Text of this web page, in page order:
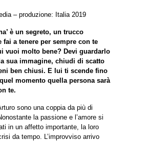
– produzione: Italia 2019
è un segreto, un trucco
fai a tenere per sempre con te
vuoi molto bene? Devi guardarlo
sua immagine, chiudi di scatto
ben chiusi. E lui ti scende fino
momento quella persona sarà
te.
sono una coppia da più di
la passione e l’amore si
in un affetto importante, la loro
da tempo. L’improvviso arrivo